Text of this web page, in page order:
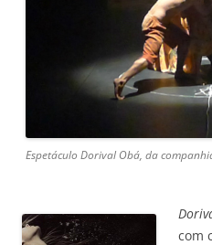
Espetáculo Dorival Obá, da
com